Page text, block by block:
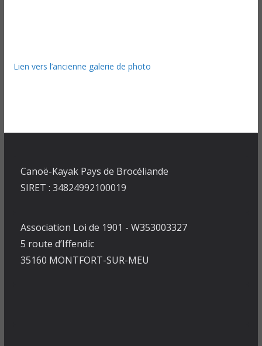
Lien vers l’ancienne galerie de photo
Canoë-Kayak Pays de Brocéliande
SIRET : 34824992100019
Association Loi de 1901 - W353003327
5 route d’Iffendic
35160 MONTFORT-SUR-MEU